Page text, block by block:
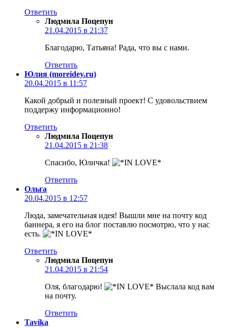
Ответить
Людмила Поцепун
21.04.2015 в 21:37
Благодарю, Татьяна! Рада, что вы с нами.
Ответить
Юлия (moreidey.ru)
20.04.2015 в 11:57
Какой добрый и полезный проект! С удовольствием
поддержу информационно!
Ответить
Людмила Поцепун
21.04.2015 в 21:38
Спасибо, Юличка!
Ответить
Ольга
20.04.2015 в 12:57
Люда, замечательная идея! Вышли мне на почту код
баннера, я его на блог поставлю посмотрю, что у нас
есть.
Ответить
Людмила Поцепун
21.04.2015 в 21:54
Оля, благодарю!
Выслала код вам
на почту.
Ответить
Tavika